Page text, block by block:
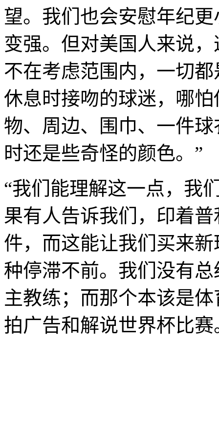
望。我们也会安慰年纪
变强。但对美国人来说
不在考虑范围内，一切
休息时接吻的球迷，哪
物、周边、围巾、一件
时还是些奇怪的颜色。”
“我们能理解这一点，我
果有人告诉我们，印着
件，而这能让我们买来
种停滞不前。我们没有
主教练；而那个本该是
拍广告和解说世界杯比赛